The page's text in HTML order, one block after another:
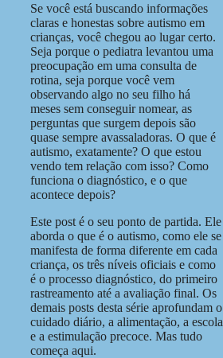
Se você está buscando informações
claras e honestas sobre autismo em
crianças, você chegou ao lugar certo.
Seja porque o pediatra levantou uma
preocupação em uma consulta de
rotina, seja porque você vem
observando algo no seu filho há
meses sem conseguir nomear, as
perguntas que surgem depois são
quase sempre avassaladoras. O que é
autismo, exatamente? O que estou
vendo tem relação com isso? Como
funciona o diagnóstico, e o que
acontece depois?
Este post é o seu ponto de partida. Ele
aborda o que é o autismo, como ele se
manifesta de forma diferente em cada
criança, os três níveis oficiais e como
é o processo diagnóstico, do primeiro
rastreamento até a avaliação final. Os
demais posts desta série aprofundam o
cuidado diário, a alimentação, a escola
e a estimulação precoce. Mas tudo
começa aqui.